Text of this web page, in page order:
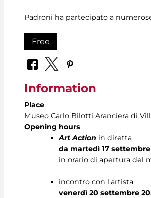
Padroni ha partecipato a
Free
Information
Place
Museo Carlo Bilotti Aranciera di
Opening hours
Art Action in diretta
da martedì 17
in orario di apertura del
incontro con l'artista
venerdì 20 settembre